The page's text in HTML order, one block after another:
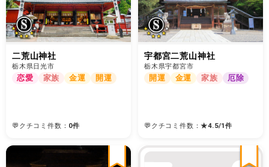
二荒山神社
栃木県日光市
恋愛 家族 金運 開運
💬クチコミ件数： 0件
宇都宮二荒山神社
栃木県宇都宮市
開運 金運 家族 厄除
💬クチコミ件数：★4.5/1件